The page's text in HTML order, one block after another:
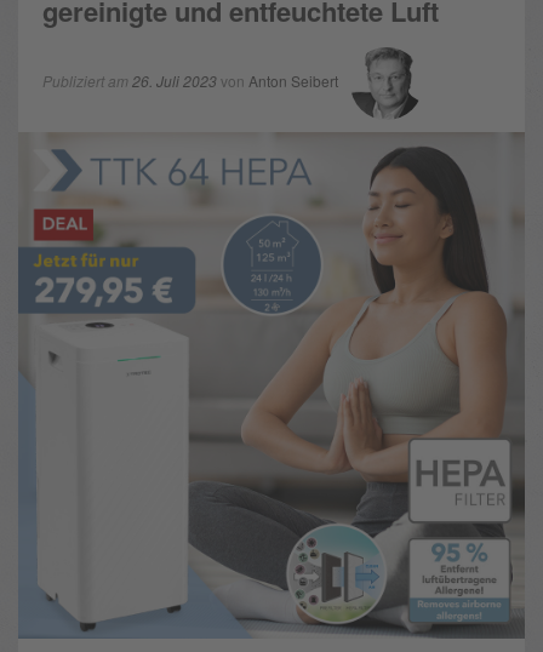
gereinigte und entfeuchtete Luft
Publiziert am 26. Juli 2023von Anton Seibert